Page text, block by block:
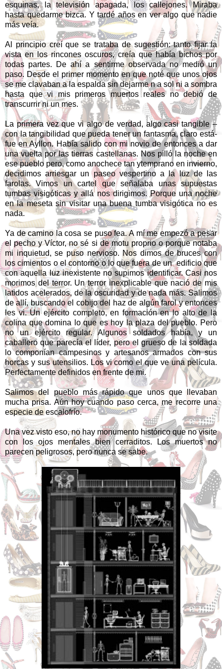
esquinas, la televisión apagada, los callejones. Miraba
hasta quedarme bizca. Y tardé años en ver algo que nadie
más veía.
Al principio creí que se trataba de sugestión: tanto fijar la
vista en los rincones oscuros, creía que había bichos por
todas partes. De ahí a sentirme observada no medió un
paso. Desde el primer momento en que noté que unos ojos
se me clavaban a la espalda sin dejarme n a sol ni a sombra
hasta que vi mis primeros muertos reales no debió de
transcurrir ni un mes.
La primera vez que vi algo de verdad, algo casi tangible –
con la tangibilidad que pueda tener un fantasma, claro está-
fue en Ayllon. Había salido con mi novio de entonces a dar
una vuelta por las tierras castellanas. Nos pilló la noche en
ese pueblo pero, como anochece tan ytemprano en invierno,
decidimos arriesgar un paseo vespertino a la luz de las
farolas. Vimos un cartel que señalaba unas supuestas
tumbas visigóticas y allá nos dirigimos. Porque una noche
en la meseta sin visitar una buena tumba visigótica no es
nada.
Ya de camino la cosa se puso fea. A mí me empezó a pesar
el pecho y Víctor, no sé si de motu proprio o porque notaba
mi inquietud, se puso nervioso. Nos dimos de bruces con
los cimientos o el contorno o lo que fuera de un edificio que
con aquella luz inexistente no supimos identificar. Casi nos
morimos del terror. Un terror inexplicable que nació de mis
latidos acelerados, de la oscuridad y de nada más. Salimos
de allí, buscando el cobijo del haz de algún farol y entonces
les vi. Un ejército completo, en formación en lo alto de la
colina que domina lo que es hoy la plaza del pueblo. Pero
no un ejército regular. Algunos soldados había, y un
caballero que parecía el líder, pero el grueso de la soldada
lo componían campesinos y artesanos armados con sus
horcas y sus utensilios. Los vi como el que ve una película.
Perfectamente definidos en frente de mi.
Salimos del pueblo más rápido que unos que llevaban
mucha prisa. Aún hoy cuando paso cerca, me recorre una
especie de escalofrío.
Una vez visto eso, no hay monumento histórico que no visite
con los ojos mentales bien cerraditos. Los muertos no
parecen peligrosos, pero nunca se sabe.